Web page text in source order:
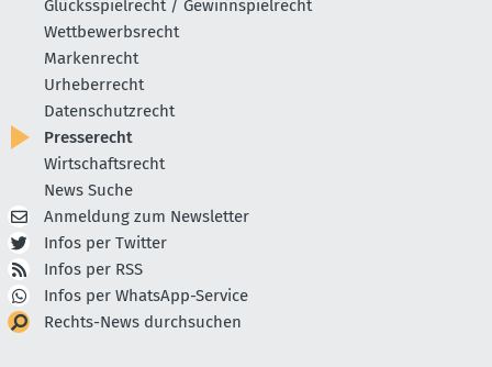
Glücksspielrecht / Gewinnspielrecht
Wettbewerbsrecht
Markenrecht
Urheberrecht
Datenschutzrecht
Presserecht
Wirtschaftsrecht
News Suche
Anmeldung zum Newsletter
Infos per Twitter
Infos per RSS
Infos per WhatsApp-Service
Rechts-News durchsuchen